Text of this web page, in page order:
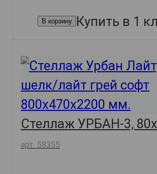
В корзину Купить в 1
Стеллаж УРБАН-3,
арт. 58355